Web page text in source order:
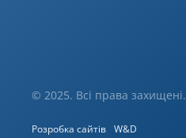
© 2025. Всі права захищені.
Розробка сайтів W&D